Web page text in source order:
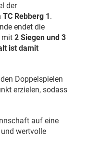
der
TC Rebberg 1.
endet die
mit 2 Siegen und 3
ist damit
Doppelspielen
erzielen, sodass
auf eine
wertvolle